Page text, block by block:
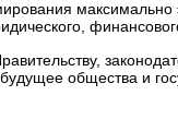
общества и